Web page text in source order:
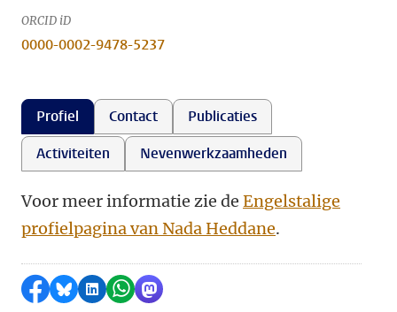
ORCID iD
0000-0002-9478-5237
Profiel Contact
Publicaties
Activiteiten
Nevenwerkzaamheden
Voor meer informatie zie de Engelstalige
profielpagina van Nada Heddane.
Delen op Facebook
Delen via Bluesky
Delen op LinkedIn
Delen via WhatsApp
Delen via Mastodon